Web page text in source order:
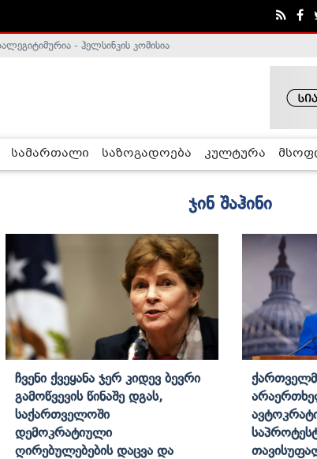
- ჰელსინკის კომისია
სამართალი საზოგადოება კულტურა
ჯინ შაჰინი
Ჩვენი Ქვეყანა Ჯერ Კიდევ Ბევრი
Გამოწვევის Წინაშე Დგას,
Საქართველოში
Დემოკრატიული
Ღირებულებების Დაცვა Და